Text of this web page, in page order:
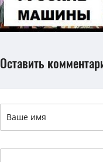
Оставить